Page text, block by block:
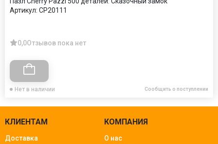
Артикул: CP20111
0,0Отзывов пока нет
Нет в наличии Сообщить о поступлении
КЛИЕНТАМ
Доставка
КОМПАНИЯ
О нас